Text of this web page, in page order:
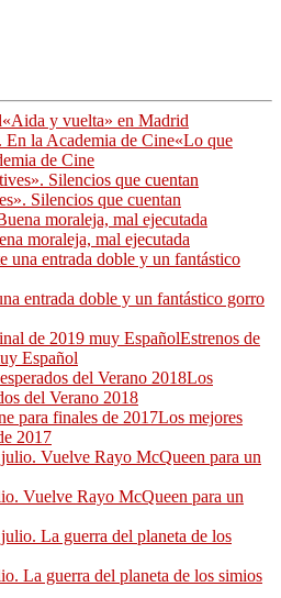
«Aida y vuelta» en Madrid
«Lo que
de Cine
Silencios que cuentan
moraleja, mal ejecutada
entrada doble y un fantástico gorro
Estrenos de
Español
Los
del Verano 2018
Los mejores
2017
Vuelve Rayo McQueen para un
La guerra del planeta de los simios